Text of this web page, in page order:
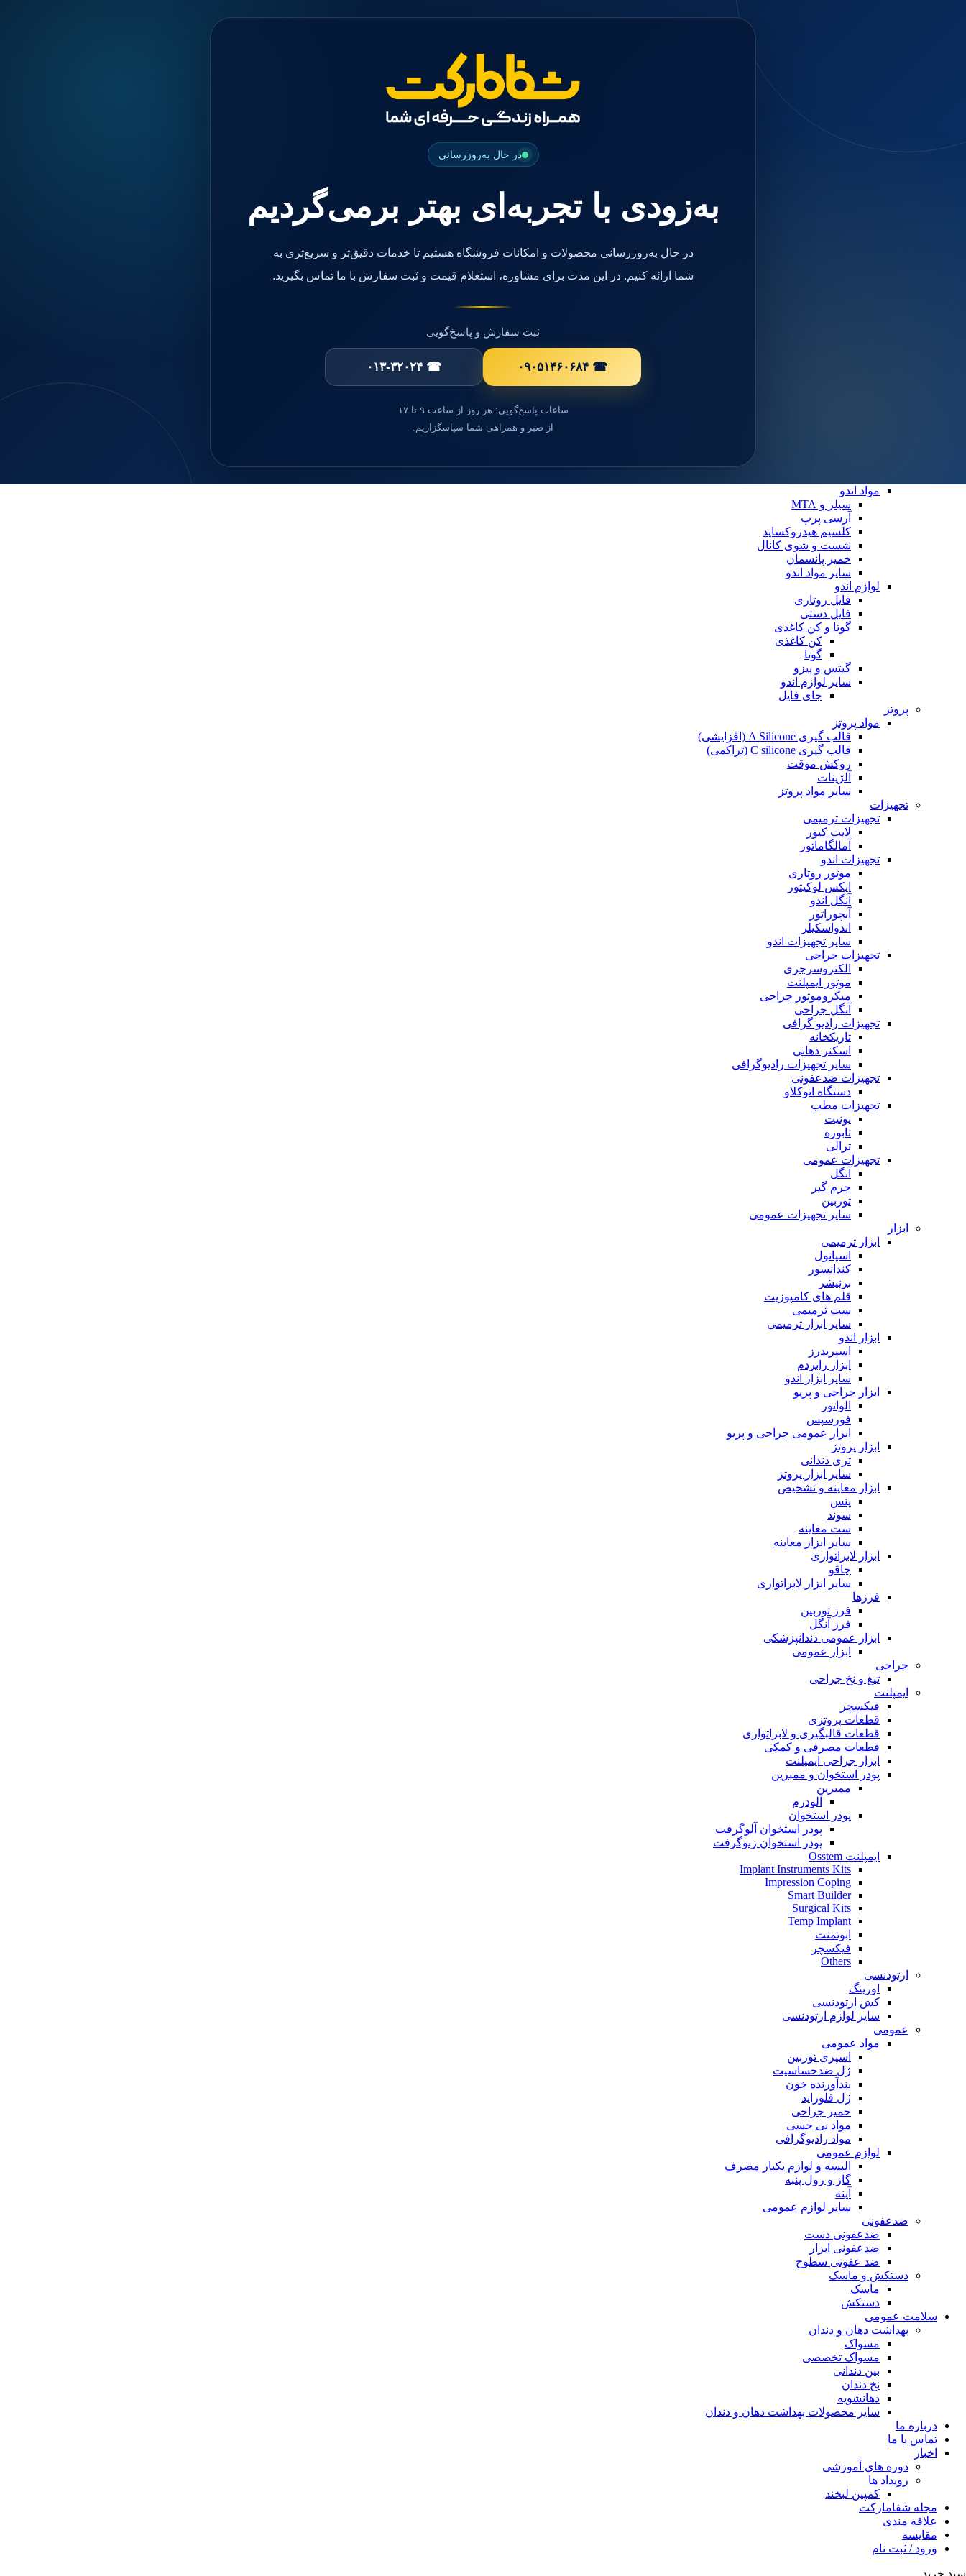
در حال به‌روزرسانی
به‌زودی با تجربه‌ای بهتر برمی‌گردیم
در حال به‌روزرسانی محصولات و امکانات فروشگاه هستیم تا خدمات دقیق‌تر و سریع‌تری به
شما ارائه کنیم. در این مدت برای مشاوره، استعلام قیمت و ثبت سفارش با ما تماس بگیرید.
ثبت سفارش و پاسخ‌گویی
☎ ۰۹۰۵۱۴۶۰۶۸۴ ☎ ۰۱۳-۳۲۰۲۴
ساعات پاسخ‌گویی: هر روز از ساعت ۹ تا ۱۷
از صبر و همراهی شما سپاسگزاریم.
کاپ و مولت پرداخت
مواد اندو
سیلر و MTA
آرسی پرپ
کلسیم هیدروکساید
شست و شوی کانال
خمیر پانسمان
سایر مواد اندو
لوازم اندو
فایل روتاری
فایل دستی
گوتا و کن کاغذی
کن کاغذی
گوتا
گیتس و پیزو
سایر لوازم اندو
جای فایل
پروتز
مواد پروتز
قالب گیری A Silicone (افزایشی)
قالب گیری C silicone (تراکمی)
روکش موقت
آلژینات
سایر مواد پروتز
تجهیزات
تجهیزات ترمیمی
لایت کیور
آمالگاماتور
تجهیزات اندو
موتور روتاری
اپکس لوکیتور
آنگل اندو
آبچوراتور
اندواسکیلر
سایر تجهیزات اندو
تجهیزات جراحی
الکتروسرجری
موتور ایمپلنت
میکروموتور جراحی
آنگل جراحی
تجهیزات رادیو گرافی
تاریکخانه
اسکنر دهانی
سایر تجهیزات رادیوگرافی
تجهیزات ضدعفونی
دستگاه اتوکلاو
تجهیزات مطب
یونیت
تابوره
ترالی
تجهیزات عمومی
آنگل
جرم گیر
توربین
سایر تجهیزات عمومی
ابزار
ابزار ترمیمی
اسپاتول
کندانسور
برنیشر
قلم های کامپوزیت
ست ترمیمی
سایر ابزار ترمیمی
ابزار اندو
اسپریدرز
ابزار رابردم
سایر ابزار اندو
ابزار جراحی و پریو
الواتور
فورسپس
ابزار عمومی جراحی و پریو
ابزار پروتز
تری دندانی
سایر ابزار پروتز
ابزار معاینه و تشخیص
پنس
سوند
ست معاینه
سایر ابزار معاینه
ابزار لابراتواری
چاقو
سایر ابزار لابراتواری
فرزها
فرز توربین
فرز آنگل
ابزار عمومی دندانپزشکی
ابزار عمومی
جراحی
تیغ و نخ جراحی
ایمپلنت
فیکسچر
قطعات پروتزی
قطعات قالبگیری و لابراتواری
قطعات مصرفی و کمکی
ابزار جراحی ایمپلنت
پودر استخوان و ممبرین
ممبرین
آلودرم
پودر استخوان
پودر استخوان آلوگرفت
پودر استخوان زنوگرفت
ایمپلنت Osstem
Implant Instruments Kits
Impression Coping
Smart Builder
Surgical Kits
Temp Implant
ابوتمنت
فیکسچر
Others
ارتودنسی
اورینگ
کش ارتودنسی
سایر لوازم ارتودنسی
عمومی
مواد عمومی
اسپری توربین
ژل ضدحساسیت
بندآورنده خون
ژل فلوراید
خمیر جراحی
مواد بی حسی
مواد رادیوگرافی
لوازم عمومی
البسه و لوازم یکبار مصرف
گاز و رول پنبه
آینه
سایر لوازم عمومی
ضدعفونی
ضدعفونی دست
ضدعفونی ابزار
ضد عفونی سطوح
دستکش و ماسک
ماسک
دستکش
سلامت عمومی
بهداشت دهان و دندان
مسواک
مسواک تخصصی
بین دندانی
نخ دندان
دهانشویه
سایر محصولات بهداشت دهان و دندان
درباره ما
تماس با ما
اخبار
دوره های آموزشی
رویداد ها
کمپین لبخند
مجله شفامارکت
علاقه مندی
مقایسه
ورود / ثبت نام
سبد خرید